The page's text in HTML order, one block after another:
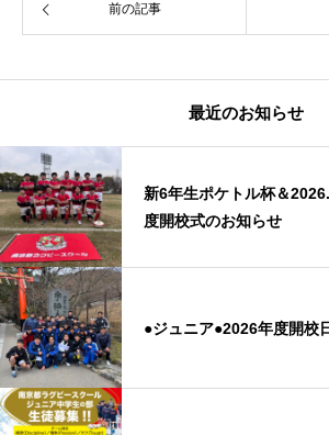
前の記事
最近のお知らせ
新6年生ポケトル杯＆
度開校式のお知らせ
●ジュニア●2026年度開校